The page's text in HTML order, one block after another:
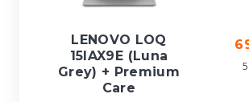
LENOVO LOQ
15IAX9E (Luna
Grey) + Premium
Care